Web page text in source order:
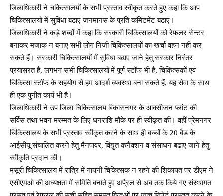
जिलाधिकारी ने चकित्सालयों के सभी प्रस्ताव स्वीकृत करते हुए कहा कि आप
चिकित्सालयों में सुविधा बढाएं जनमानस के प्रति कमिटमेंट बढाएं।
जिलाधिकारी ने कड़े शब्दों में कहा कि सरकारी चिकित्सालयों को रेफलर सेन्टर
बनाकर मजाक न बनाए सभी लोग निजी चिकित्सालयों का खर्चा वहन नही कर
सकते हैं। सरकारी चिकित्सालयों में सुविधा बढाए जाने हेतु सरकार निरंतर
प्रयासरत है, लगभग सभी चिकित्सालयों में पूर्ण स्टॉफ भी है, चिकित्सकों एवं
चिकित्सा स्टॉफ के सहयोग से हम आदर्श व्यवस्था बना सकते हैं, यह सेवा के साथ
ही एक पुनीत कार्य भी है।
जिलाधिकारी ने उप जिला चिकित्सालय विकासनगर के आक्सीजन प्लांट की
सर्विस तथा भवन मरम्मत के लिए धनराशि मौके पर ही स्वीकृत की। वहीं प्रेमनगर
चिकित्सालय के सभी प्रस्ताव स्वीकृत करने के साथ ही बच्चों के 20 बैड के
आईसीयू संचालित करने हेतु मैनपावर, विद्युत कनैक्शन व संसाधन बढाए जाने हेतु
स्वीकृति प्रदान की।
मसूरी चिकित्सालय में रात्रि में गायनी चिकित्सक न रहने की शिकायत पर डीएम ने
एसीएमओ की अध्यक्षता में समिति बनाते हुए अपै्रल से अब तक किये गए संस्थागत